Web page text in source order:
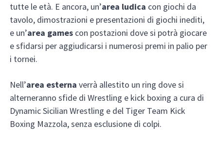
tutte le età. E ancora, un’area ludica con giochi da
tavolo, dimostrazioni e presentazioni di giochi inediti,
e un’area games con postazioni dove si potrà giocare
e sfidarsi per aggiudicarsi i numerosi premi in palio per
i tornei.
Nell’area esterna verrà allestito un ring dove si
alterneranno sfide di Wrestling e kick boxing a cura di
Dynamic Sicilian Wrestling e del Tiger Team Kick
Boxing Mazzola, senza esclusione di colpi.